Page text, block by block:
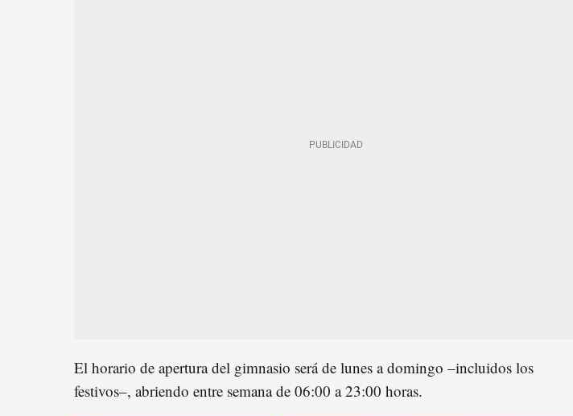
El horario de apertura del gimnasio será de lunes a domingo –incluidos los
festivos–, abriendo entre semana de 06:00 a 23:00 horas.